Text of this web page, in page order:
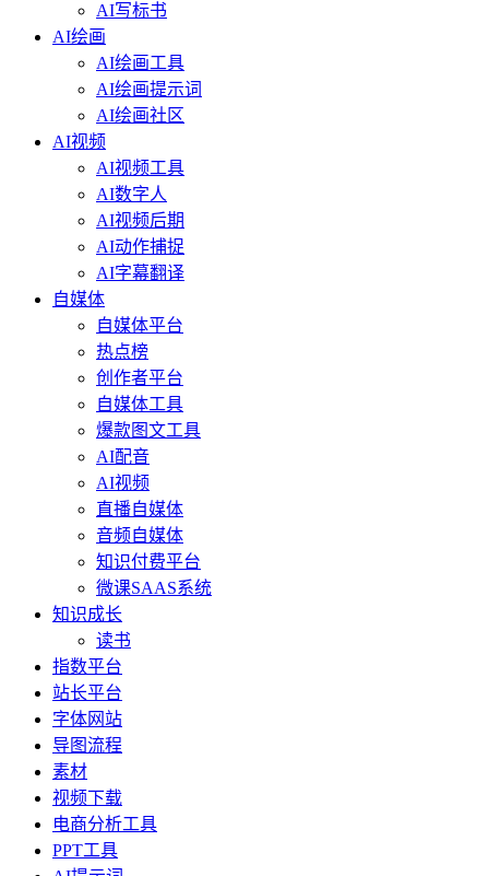
AI写标书
AI绘画
AI绘画工具
AI绘画提示词
AI绘画社区
AI视频
AI视频工具
AI数字人
AI视频后期
AI动作捕捉
AI字幕翻译
自媒体
自媒体平台
热点榜
创作者平台
自媒体工具
爆款图文工具
AI配音
AI视频
直播自媒体
音频自媒体
知识付费平台
微课SAAS系统
知识成长
读书
指数平台
站长平台
字体网站
导图流程
素材
视频下载
电商分析工具
PPT工具